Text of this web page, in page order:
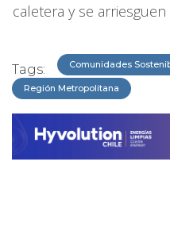
caletera y se arriesguen
Tags: Comunidades
Región Metropolitana